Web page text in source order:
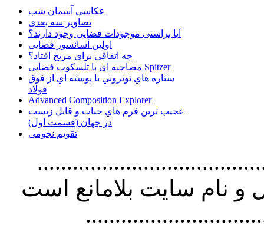
عکاسی آسمان شب
تصاویر سه بعدی
آیا براستی موجودات فضایی وجود دارند؟
اولین آسانسور فضایی
چه اتفاقی برای مریخ افتاد؟
مصاحبه ای با تلسکوپ فضایی Spitzer
ستاره هاي نوتروني با پوسته اي از فوق
فولاد
Advanced Composition Explorer
عجیب ترین فرم هاي حيات و قابل زيست
در جهان (قسمت اول)
تقویم نجومی
استفاده از
نام سايت بلامانع است